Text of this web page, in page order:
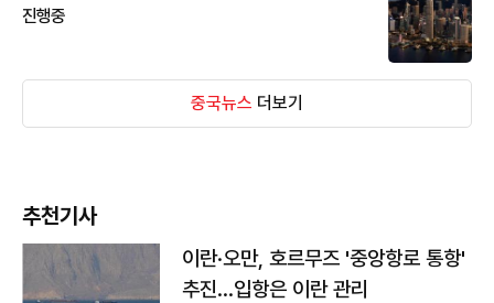
진행중
중국뉴스 더보기
추천기사
이란·오만, 호르무즈 '중앙항로 통항'
추진…입항은 이란 관리